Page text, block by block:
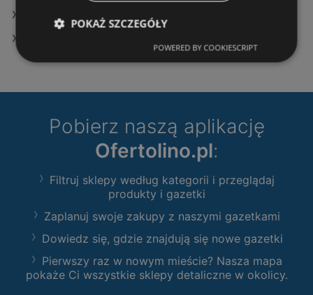
Oferty Castorama
Pobierz naszą aplikację
Ofertolino.pl:
Filtruj sklepy według kategorii i przeglądaj
produkty i gazetki
Zaplanuj swoje zakupy z naszymi gazetkami
Dowiedz się, gdzie znajdują się nowe gazetki
Pierwszy raz w nowym mieście? Nasza mapa
pokaże Ci wszystkie sklepy detaliczne w okolicy.
POKAŻ SZCZEGÓŁY
POWERED BY COOKIESCRIPT